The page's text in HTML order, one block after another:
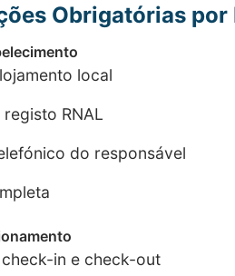
Obrigatórias por
local
RNAL
do responsável
in e check-out